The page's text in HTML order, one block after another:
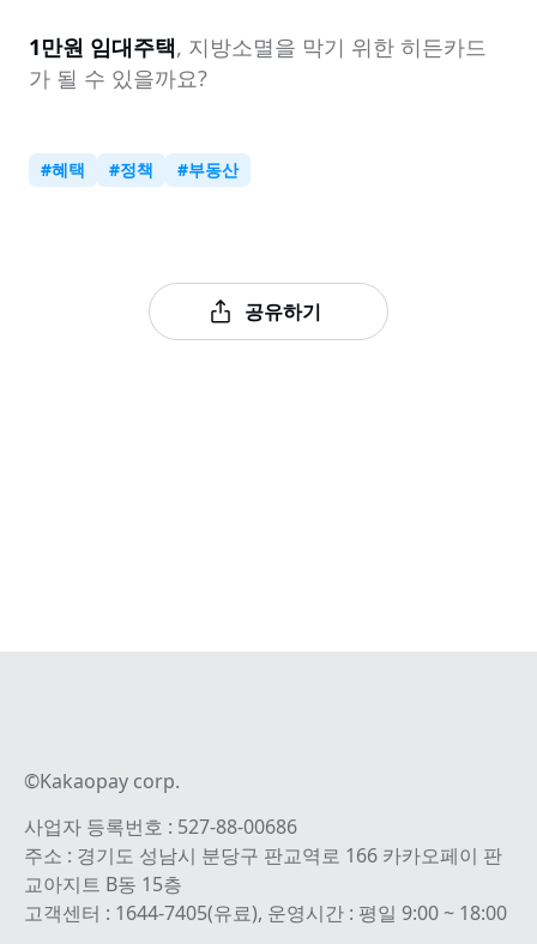
1만원 임대주택, 지방소멸을 막기 위한 히든카드
가 될 수 있을까요?
#혜택 #정책 #부동산
공유하기
©Kakaopay corp.
사업자 등록번호 : 527-88-00686
주소 : 경기도 성남시 분당구 판교역로 166 카카오페이 판
교아지트 B동 15층
고객센터 : 1644-7405(유료), 운영시간 : 평일 9:00 ~ 18:00